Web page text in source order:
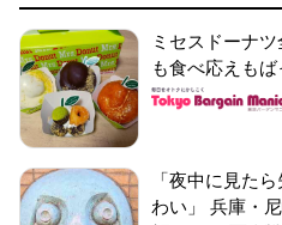
ミセスドーナ
も食べ応えもば
「夜中に見た
わい」 兵庫・